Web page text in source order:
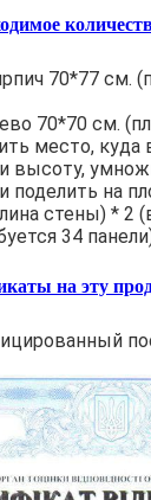
70*77 см.
см.
место, куда
высоту,
на
стены) * 2
34
на эту